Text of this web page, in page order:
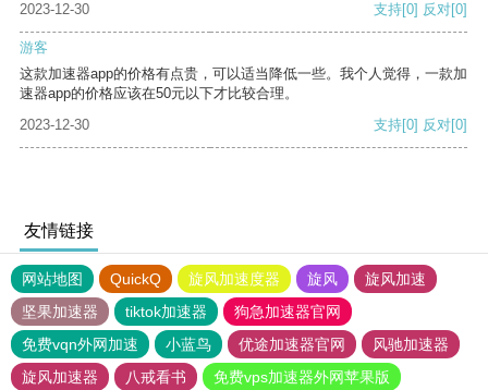
2023-12-30 支持[0] 反对[0]
游客
这款加速器app的价格有点贵，可以适当降低一些。我个人觉得，一款加
速器app的价格应该在50元以下才比较合理。
2023-12-30
支持[0] 反对[0]
友情链接
网站地图 QuickQ 旋风加速度器 旋风
旋风加速
坚果加速器
tiktok加速器
狗急加速器官网
免费vqn外网加速
小蓝鸟 优途加速器官网
风驰加速器
旋风加速器
八戒看书 免费vps加速器外网苹果版